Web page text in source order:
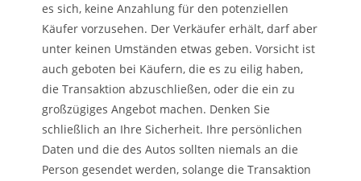
es sich, keine Anzahlung für den potenziellen
Käufer vorzusehen. Der Verkäufer erhält, darf aber
unter keinen Umständen etwas geben. Vorsicht ist
auch geboten bei Käufern, die es zu eilig haben,
die Transaktion abzuschließen, oder die ein zu
großzügiges Angebot machen. Denken Sie
schließlich an Ihre Sicherheit. Ihre persönlichen
Daten und die des Autos sollten niemals an die
Person gesendet werden, solange die Transaktion